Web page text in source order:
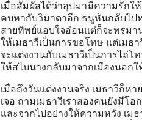
เมื่อสัมผัสได้ว่าอุปมามีความรักใ
คบหากับวิมาดาอีก ธนูหันกลับไป
สายทิพย์แอบใจอ่อนแต่ก็จะทรม
ให้เมธาวีเป็นการขอโทษ แต่เมธ
จะแต่งงานกับเมธาวีเป็นการไถ่
ให้สไบนางกลับมาจากเมืองนอกใ
เมื่อถึงวันแต่งงานจริง เมธาวีก็ห
เจอ ถามเมธาวีเราสองคนยังมีโ
และจากไปอย่างให้ความหวัง เม